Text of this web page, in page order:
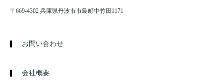
〒669-4302 兵庫県丹波市市島町中竹田1171
お問い合わせ
会社概要